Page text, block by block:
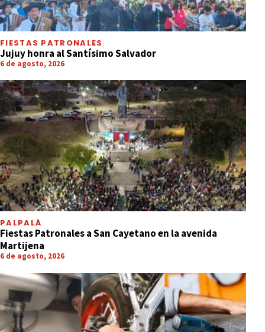
FIESTAS PATRONALES
Jujuy honra al Santísimo Salvador
6 de agosto, 2026
PALPALÁ
Fiestas Patronales a San Cayetano en la avenida
Martijena
6 de agosto, 2026